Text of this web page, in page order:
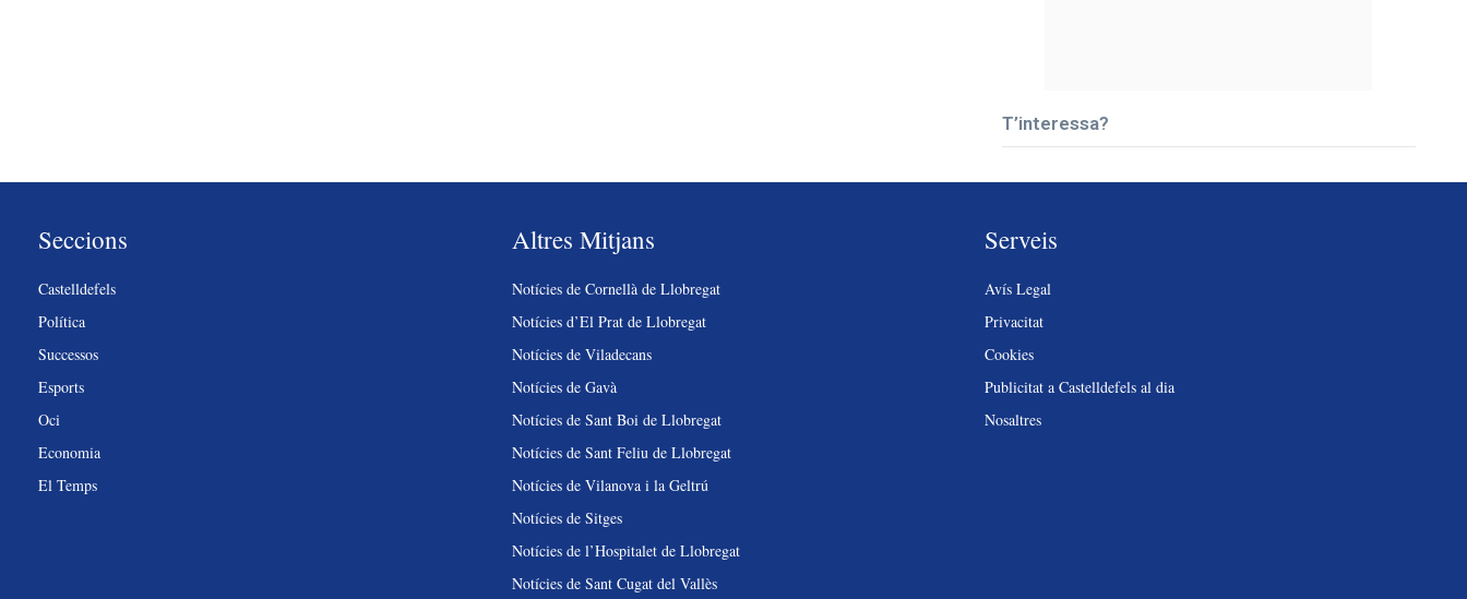
T’interessa?
Seccions
Castelldefels
Política
Successos
Esports
Oci
Economia
El Temps
Altres Mitjans
Notícies de Cornellà de Llobregat
Notícies d’El Prat de Llobregat
Notícies de Viladecans
Notícies de Gavà
Notícies de Sant Boi de Llobregat
Notícies de Sant Feliu de Llobregat
Notícies de Vilanova i la Geltrú
Notícies de Sitges
Notícies de l’Hospitalet de Llobregat
Notícies de Sant Cugat del Vallès
Serveis
Avís Legal
Privacitat
Cookies
Publicitat a Castelldefels al dia
Nosaltres